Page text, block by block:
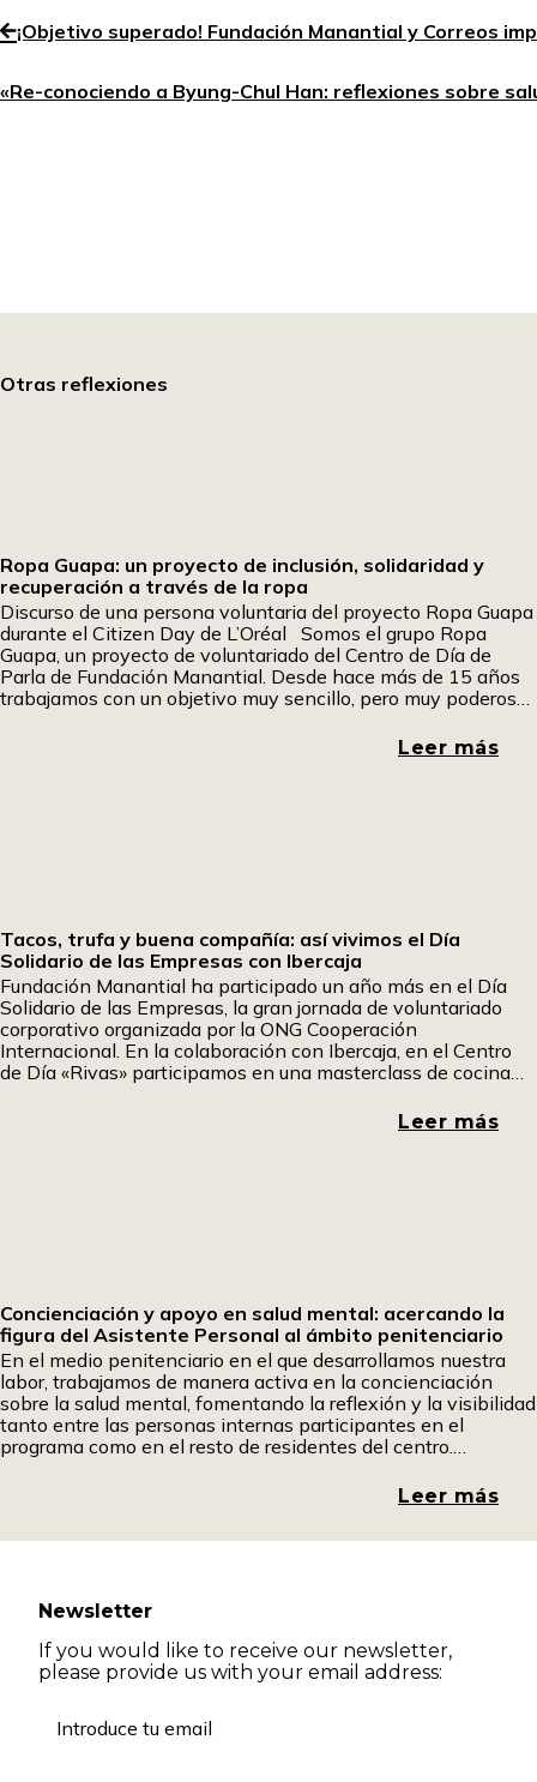
¡Objetivo superado! Fundación Manantial y Correos
«Re-conociendo a Byung-Chul Han: reflexiones sobre
Otras reflexiones
Ropa Guapa: un proyecto de inclusión, solidaridad y
recuperación a través de la ropa
Discurso de una persona voluntaria del proyecto Ropa Guapa
durante el Citizen Day de L’Oréal Somos el grupo Ropa
Guapa, un proyecto de voluntariado del Centro de Día de
Parla de Fundación Manantial. Desde hace más de 15 años
trabajamos con un objetivo muy sencillo, pero muy poderoso:
Leer más
Tacos, trufa y buena compañía: así vivimos el Día
Solidario de las Empresas con Ibercaja
Fundación Manantial ha participado un año más en el Día
Solidario de las Empresas, la gran jornada de voluntariado
corporativo organizada por la ONG Cooperación
Internacional. En la colaboración con Ibercaja, en el Centro
de Día «Rivas» participamos en una masterclass de cocina
sándwiches especiales. Uno de los participantes ha querido
Leer más
Concienciación y apoyo en salud mental: acercando la
figura del Asistente Personal al ámbito penitenciario
En el medio penitenciario en el que desarrollamos nuestra
labor, trabajamos de manera activa en la concienciación
sobre la salud mental, fomentando la reflexión y la visibilidad
tanto entre las personas internas participantes en el
programa como en el resto de residentes del centro.
fundamental para romper estigmas y generar una mirada
Leer más
Newsletter
If you would like to receive our newsletter,
please provide us with your email address: